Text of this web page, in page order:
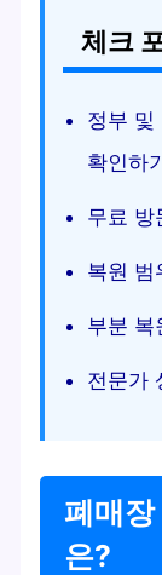
체크
정부 및
확인하
무료 방
복원 범
부분 복
전문가
폐매장
은?